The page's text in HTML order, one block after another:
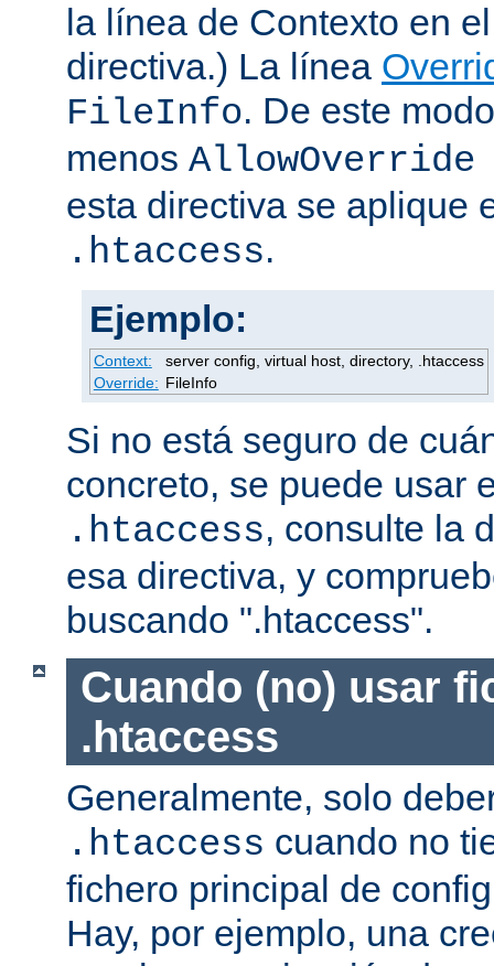
la línea de Contexto en
directiva.) La línea
FileInfo. De este
menos
esta directiva se aplique
.htaccess.
Ejemplo:
Context:
server config, virtual host, directory, .htaccess
Override: FileInfo
Si no está seguro de
concreto, se puede usar
.htaccess, consulte la
esa directiva, y
buscando ".htaccess".
Cuando (no) usar
.htaccess
Generalmente, solo
.htaccess cuando no
fichero principal de
Hay, por ejemplo, una